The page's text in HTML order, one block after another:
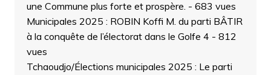
une Commune plus forte et prospère. - 683 vues
Municipales 2025 : ROBIN Koffi M. du parti BÂTIR
à la conquête de l’électorat dans le Golfe 4 - 812
vues
Tchaoudjo/Élections municipales 2025 : Le parti